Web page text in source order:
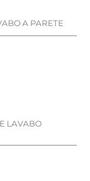
A PARETE
LAVABO